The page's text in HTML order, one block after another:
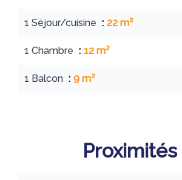
1 Séjour/cuisine 22 m²
1 Chambre 12 m²
1 Balcon 9 m²
Proximités